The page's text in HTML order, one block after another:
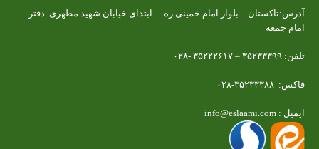
آدرس:تاکستان – بلوار امام خمینی ره – ابتدای خیابان شهید مطهری دفتر
امام جمعه
تلفن: ۳۵۲۳۳۳۹۹ – ۳۵۲۲۲۶۱۷ -۰۲۸
فاکس: ۳۵۲۳۳۳۸۸-۰۲۸
ایمیل : info@eslaami.com